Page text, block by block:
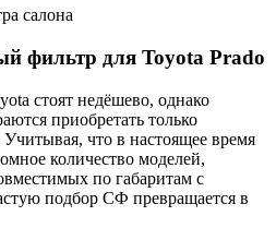
салона
фильтр для Toyota Prado
стоят недёшево, однако
приобретать только
что в настоящее время
количество моделей,
по габаритам с
подбор СФ превращается в